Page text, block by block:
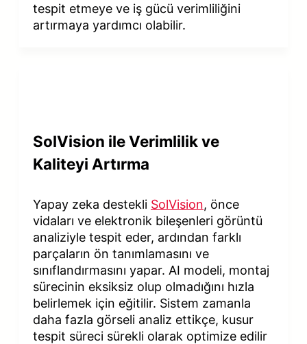
tespit etmeye ve iş gücü verimliliğini
artırmaya yardımcı olabilir.
SolVision ile Verimlilik ve
Kaliteyi Artırma
Yapay zeka destekli SolVision, önce
vidaları ve elektronik bileşenleri görüntü
analiziyle tespit eder, ardından farklı
parçaların ön tanımlamasını ve
sınıflandırmasını yapar. AI modeli, montaj
sürecinin eksiksiz olup olmadığını hızla
belirlemek için eğitilir. Sistem zamanla
daha fazla görseli analiz ettikçe, kusur
tespit süreci sürekli olarak optimize edilir